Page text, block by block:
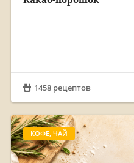
1458 рецептов
КОФЕ, ЧАЙ